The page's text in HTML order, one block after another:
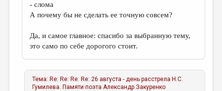
- слома
А почему бы не сделать ее точную совсем?
Да, и самое главное: спасибо за выбранную тему,
это само по себе дорогого стоит.
Тема: Re: Re: Re: Re: 26 августа - день расстрела Н.С.
Гумилева. Памяти поэта Александр Закуренко